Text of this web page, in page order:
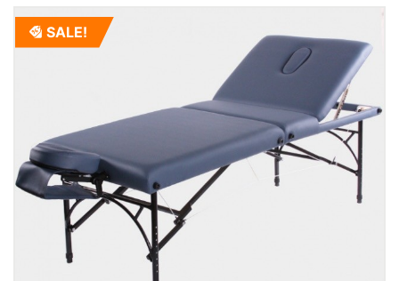
SALE!